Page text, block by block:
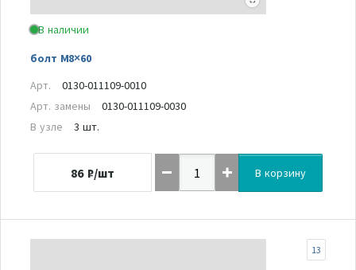
В наличии
болт M8×60
Арт.
0130-011109-0010
Арт. замены
0130-011109-0030
В узле
3 шт.
86 ₽/шт В корзину
13